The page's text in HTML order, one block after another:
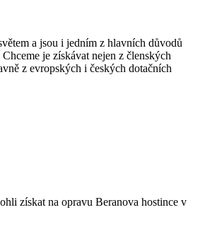
a jsou i jedním z hlavních důvodů
je získávat nejen z členských
z evropských i českých dotačních
získat na opravu Beranova hostince v